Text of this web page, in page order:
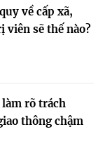
về cấp xã,
viên sẽ thế nào?
rõ trách
thông chậm